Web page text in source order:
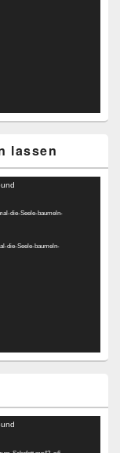
lassen
die-Seele-baumeln-
die-Seele-baumeln-